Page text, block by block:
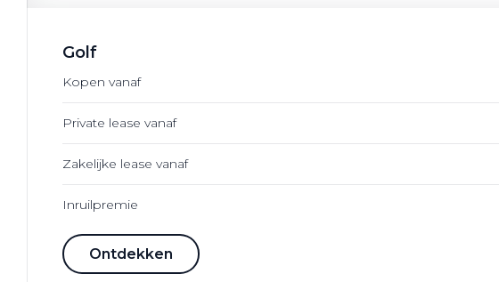
Golf
Kopen vanaf
Private lease vanaf
Zakelijke lease vanaf
Inruilpremie
Ontdekken